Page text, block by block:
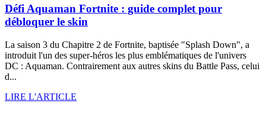
Défi Aquaman Fortnite : guide complet pour
débloquer le skin
La saison 3 du Chapitre 2 de Fortnite, baptisée "Splash Down", a
introduit l'un des super-héros les plus emblématiques de l'univers
DC : Aquaman. Contrairement aux autres skins du Battle Pass, celui
d...
LIRE L'ARTICLE